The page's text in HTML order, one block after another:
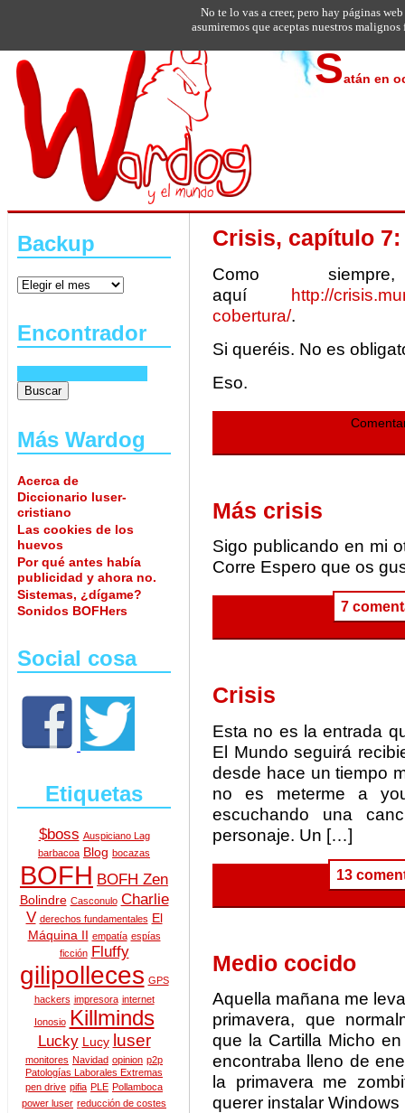
Satán en
Backup
Encontrador
Más Wardog
Acerca de
Diccionario luser-
cristiano
Las cookies de los
huevos
Por qué antes había
publicidad y ahora no.
Sistemas, ¿dígame?
Sonidos BOFHers
Social cosa
Etiquetas
$boss Auspiciano Lag
barbacoa Blog bocazas
BOFH BOFH Zen
Bolindre Casconulo Charlie
V derechos fundamentales El
Máquina II empatía espías
ficción
Fluffy
gilipolleces GPS
hackers impresora internet
Ionosio Killminds
Lucky Lucy luser
monitores Navidad opinion p2p
Patologías Laborales Extremas
pen drive pifia PLE Pollamboca
power luser reducción de costes
Crisis, capítulo
Como
aquí http://
cobertura/.
Si queréis. No es
Eso.
Más crisis
Sigo publicando en mi
Corre Espero que os
7
Crisis
Esta no es la entrada
El Mundo seguirá
desde hace un tiempo
no es meterme a
escuchando una
personaje. Un […]
13
Medio cocido
Aquella mañana me
primavera, que
que la Cartilla Micho
encontraba lleno de
la primavera me
querer instalar
No te lo vas a creer, pero hay páginas
asumiremos que aceptas nuestros